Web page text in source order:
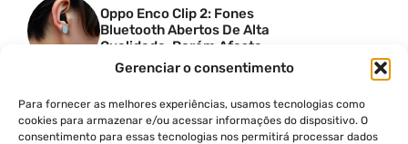
Gerenciar o consentimento
Para fornecer as melhores experiências, usamos tecnologias como
cookies para armazenar e/ou acessar informações do dispositivo. O
consentimento para essas tecnologias nos permitirá processar dados
Oppo Enco Clip 2: Fones
Bluetooth Abertos De Alta
Qualidade, Porém Afasta
Novatos
Troquei Meu Garmin
Premium Por Um Relógio
De 250 Dólares E Isso Foi O